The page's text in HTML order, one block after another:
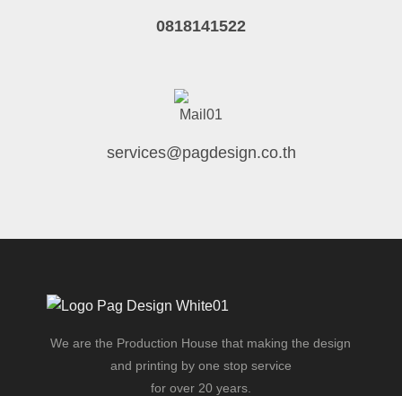
0818141522
services@pagdesign.co.th
We are the Production House that making the design
and printing by one stop service
for over 20 years.